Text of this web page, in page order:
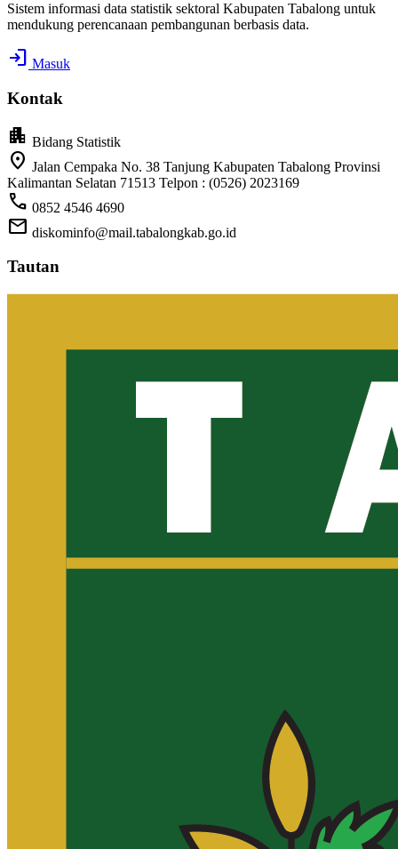
Sistem informasi data statistik sektoral Kabupaten Tabalong untuk
mendukung perencanaan pembangunan berbasis data.
login Masuk
Kontak
apartment Bidang Statistik
location_on Jalan Cempaka No. 38 Tanjung Kabupaten Tabalong Provinsi
Kalimantan Selatan 71513 Telpon : (0526) 2023169
call 0852 4546 4690
mail diskominfo@mail.tabalongkab.go.id
Tautan